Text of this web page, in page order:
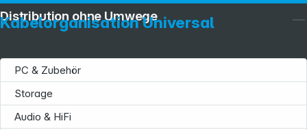
Kabelorganisation Universal
PC & Zubehör
Storage
Audio & HiFi
Distribution ohne Umwege